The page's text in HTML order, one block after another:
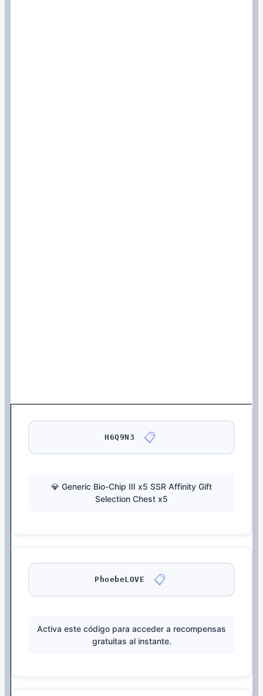
H6Q9N3 📋
💎 Generic Bio-Chip III x5 SSR Affinity Gift
Selection Chest x5
PhoebeLOVE 📋
Activa este código para acceder a recompensas
gratuitas al instante.